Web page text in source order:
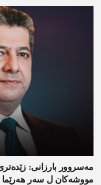
مەسروور بارزانی:
مووشەکان ل سەر ھەرێما